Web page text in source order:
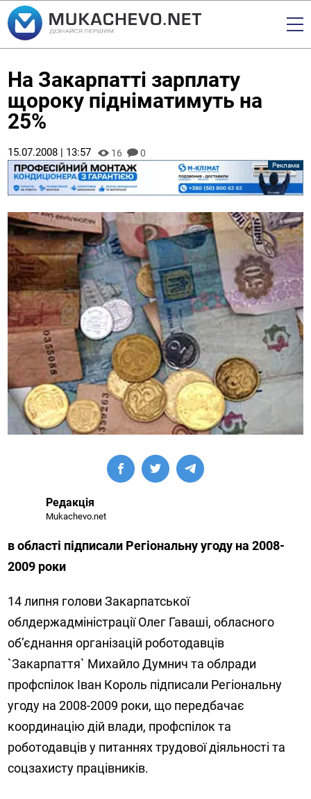
На Закарпатті зарплату
щороку підніматимуть на
25%
15.07.2008 | 13:57 16 0
Редакція
Mukachevo.net
в області підписали Регіональну угоду на 2008-
2009 роки
14 липня голови Закарпатської
облдержадміністрації Олег Гаваші, обласного
об’єднання організацій роботодавців
`Закарпаття` Михайло Думнич та облради
профспілок Іван Король підписали Регіональну
угоду на 2008-2009 роки, що передбачає
координацію дій влади, профспілок та
роботодавців у питаннях трудової діяльності та
соцзахисту працівників.